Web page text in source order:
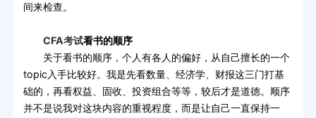
间来检查。
CFA考试看书的顺序
关于看书的顺序，个人有各人的偏好，从自己擅长的一个
topic入手比较好。我是先看数量、经济学、财报这三门打基
础的，再看权益、固收、投资组合等等，较后才是道德。顺序
并不是说我对这块内容的重视程度，而是让自己一直保持一